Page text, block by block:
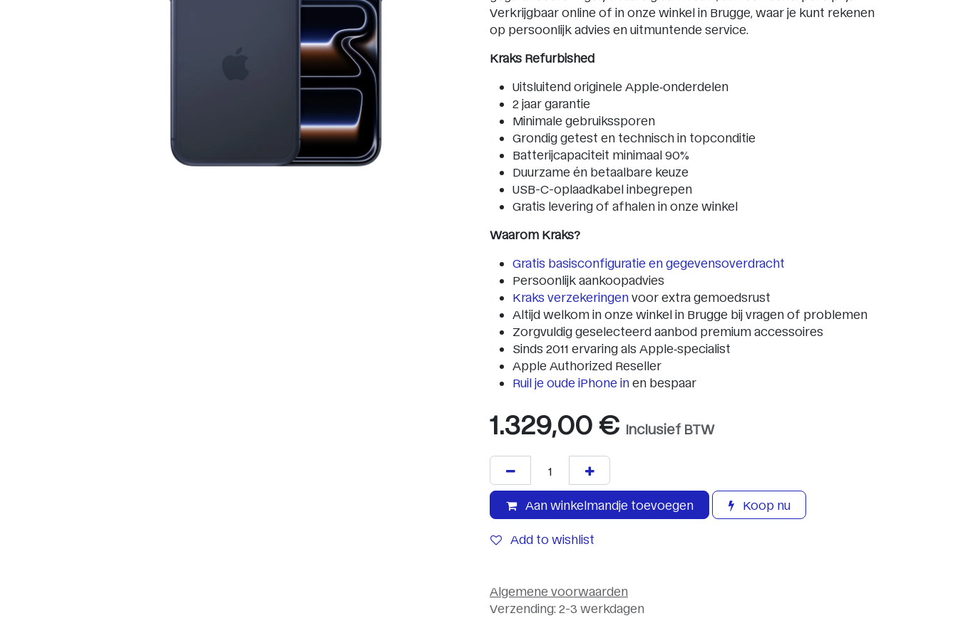
Verkrijgbaar online of in onze winkel in Brugge, waar je kunt rekenen
op persoonlijk advies en uitmuntende service.
Kraks Refurbished
Uitsluitend originele Apple‑onderdelen
2 jaar garantie
Minimale gebruikssporen
Grondig getest en technisch in topconditie
Batterijcapaciteit minimaal 90%
Duurzame én betaalbare keuze
USB-C-oplaadkabel inbegrepen
Gratis levering of afhalen in onze winkel
Waarom Kraks?
Gratis basisconfiguratie en gegevensoverdracht
Persoonlijk aankoopadvies
Kraks verzekeringen voor extra gemoedsrust
Altijd welkom in onze winkel in Brugge bij vragen of problemen
Zorgvuldig geselecteerd aanbod premium accessoires
Sinds 2011 ervaring als Apple‑specialist
Apple Authorized Reseller
Ruil je oude iPhone in en bespaar
1.329,00 € Inclusief BTW
Aan winkelmandje toevoegen Koop nu
Add to wishlist
Algemene voorwaarden
Verzending: 2-3 werkdagen